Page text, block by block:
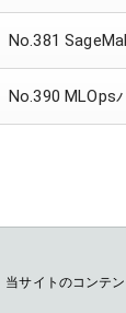
No.381
No.390 MLOps
当サイトのコンテ